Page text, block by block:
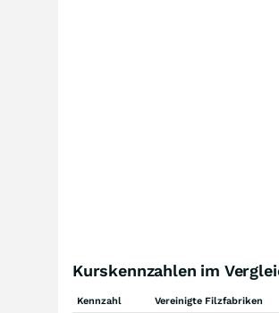
Kurskennzahlen im
Kennzahl Vereinigte Filzfabriken